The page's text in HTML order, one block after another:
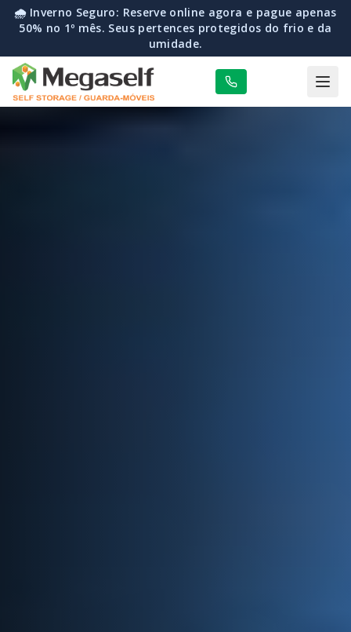
🌧️ Inverno Seguro: Reserve online agora e pague apenas
50% no 1º mês. Seus pertences protegidos do frio e da
umidade.